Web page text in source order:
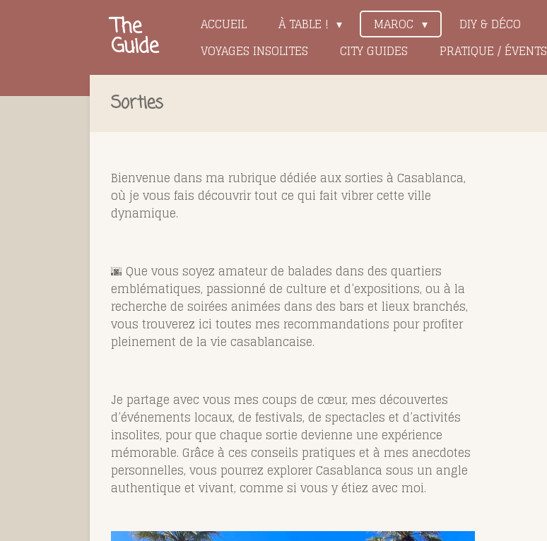
The
Guide
ACCUEIL À TABLE ! MAROC DIY & DÉCO
VOYAGES INSOLITES
CITY GUIDES PRATIQUE / ÉVENTS
Sorties
Bienvenue dans ma rubrique dédiée aux sorties à Casablanca,
où je vous fais découvrir tout ce qui fait vibrer cette ville
dynamique.
🌆 Que vous soyez amateur de balades dans des quartiers
emblématiques, passionné de culture et d’expositions, ou à la
recherche de soirées animées dans des bars et lieux branchés,
vous trouverez ici toutes mes recommandations pour profiter
pleinement de la vie casablancaise.
Je partage avec vous mes coups de cœur, mes découvertes
d’événements locaux, de festivals, de spectacles et d’activités
insolites, pour que chaque sortie devienne une expérience
mémorable. Grâce à ces conseils pratiques et à mes anecdotes
personnelles, vous pourrez explorer Casablanca sous un angle
authentique et vivant, comme si vous y étiez avec moi.